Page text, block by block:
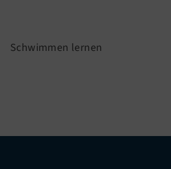
Schwimmen lernen